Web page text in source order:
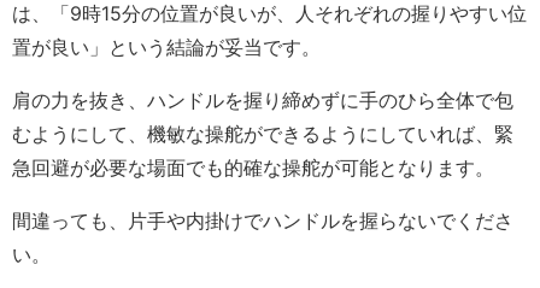
は、「9時15分の位置が良いが、人それぞれの握りやすい位
置が良い」という結論が妥当です。
肩の力を抜き、ハンドルを握り締めずに手のひら全体で包
むようにして、機敏な操舵ができるようにしていれば、緊
急回避が必要な場面でも的確な操舵が可能となります。
間違っても、片手や内掛けでハンドルを握らないでくださ
い。